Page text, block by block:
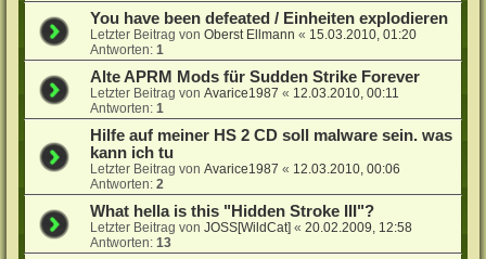
You have been defeated / Einheiten explodieren
Letzter Beitrag vonOberst Ellmann « 15.03.2010, 01:20
Antworten:1
Alte APRM Mods für Sudden Strike Forever
Letzter Beitrag vonAvarice1987 « 12.03.2010, 00:11
Antworten:1
Hilfe auf meiner HS 2 CD soll malware sein. was
kann ich tu
Letzter Beitrag vonAvarice1987 « 12.03.2010, 00:06
Antworten:2
What hella is this "Hidden Stroke III"?
Letzter Beitrag vonJOSS[WildCat] «20.02.2009, 12:58
Antworten:13